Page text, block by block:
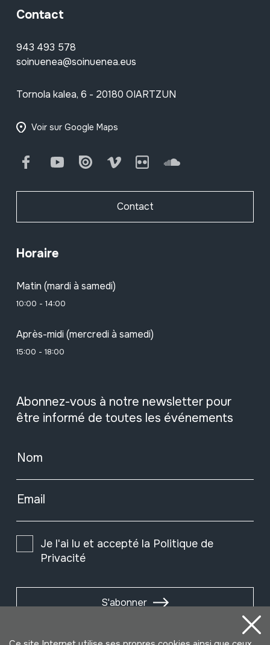
Contact
943 493 578
soinuenea@soinuenea.eus
Tornola kalea, 6 - 20180 OIARTZUN
Voir sur Google Maps
FacebookYoutube Issuu Vimeo Flickr SoundCloud
Contact
Horaire
Matin (mardi à samedi)
10:00 - 14:00
Après-midi (mercredi à samedi)
15:00 - 18:00
Abonnez-vous à notre newsletter pour
être informé de toutes les événements
Nom
Email
Je l'ai lu et accepté la Politique de
Privacité
S'abonner